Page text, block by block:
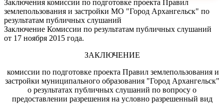
Заключения комиссии по подготовке проекта Правил
землепользования и застройки МО "Город Архангельск" по
результатам публичных слушаний
Заключение Комиссии по результатам публичных слушаний
от 17 ноября 2015 года.
ЗАКЛЮЧЕНИЕ
комиссии по подготовке проекта Правил землепользования и
застройки муниципального образования "Город Архангельск"
о результатах публичных слушаний по вопросу о
предоставлении разрешения на условно разрешенный вид